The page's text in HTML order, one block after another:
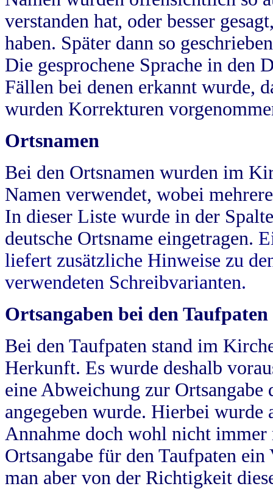
verstanden hat, oder besser
haben. Später dann so
Die gesprochene Sprache in
Fällen bei denen erkannt wurde,
wurden Korrekturen
Ortsnamen
Bei den Ortsnamen wurden im
Namen verwendet, wobei
In dieser Liste wurde in der
deutsche Ortsname eingetragen.
liefert zusätzliche Hinweise zu
verwendeten Schreibvarianten.
Ortsangaben bei den Taufpaten
Bei den Taufpaten stand im
Herkunft. Es wurde deshalb
eine Abweichung zur
angegeben wurde. Hierbei wurde
Annahme doch wohl nicht
Ortsangabe für den Taufpaten
man aber von der Richtigkeit